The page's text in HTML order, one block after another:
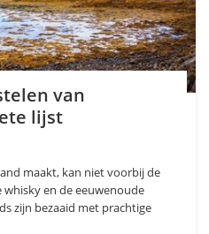
van
lijst
maakt, kan niet voorbij de
en de eeuwenoude
zijn bezaaid met prachtige